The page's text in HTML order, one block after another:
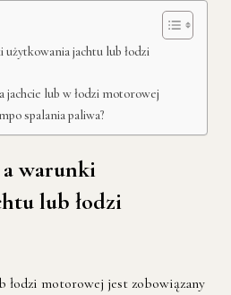
użytkowania jachtu lub łodzi
jachcie lub w łodzi motorowej
spalania paliwa?
warunki
lub łodzi
łodzi motorowej jest zobowiązany